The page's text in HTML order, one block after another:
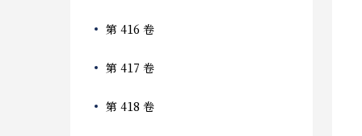
第 416 卷
第 417 卷
第 418 卷